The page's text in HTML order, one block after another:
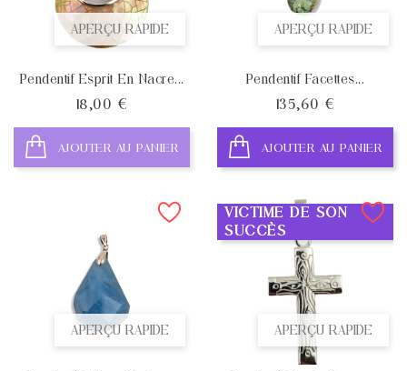
APERÇU RAPIDE
Pendentif Esprit En Nacre...
18,00 €
AJOUTER AU PANIER
APERÇU RAPIDE
Pendentif Facettes...
135,60 €
AJOUTER AU PANIER
APERÇU RAPIDE APERÇU RAPIDE
VICTIME DE SON
SUCCÈS